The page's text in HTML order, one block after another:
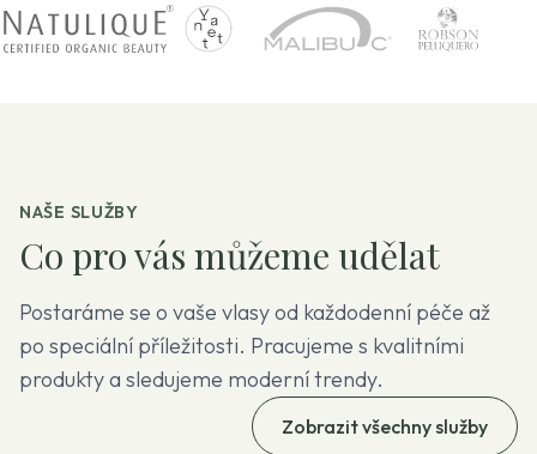
NAŠE SLUŽBY
Co pro vás můžeme udělat
Postaráme se o vaše vlasy od každodenní péče až
po speciální příležitosti. Pracujeme s kvalitními
produkty a sledujeme moderní trendy.
Zobrazit všechny služby